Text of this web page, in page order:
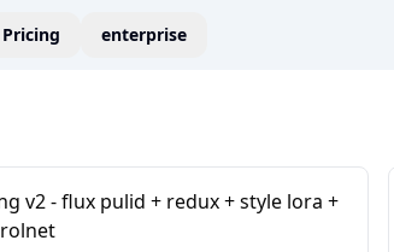
Pricing enterprise
v2 - flux pulid + redux + style lora +